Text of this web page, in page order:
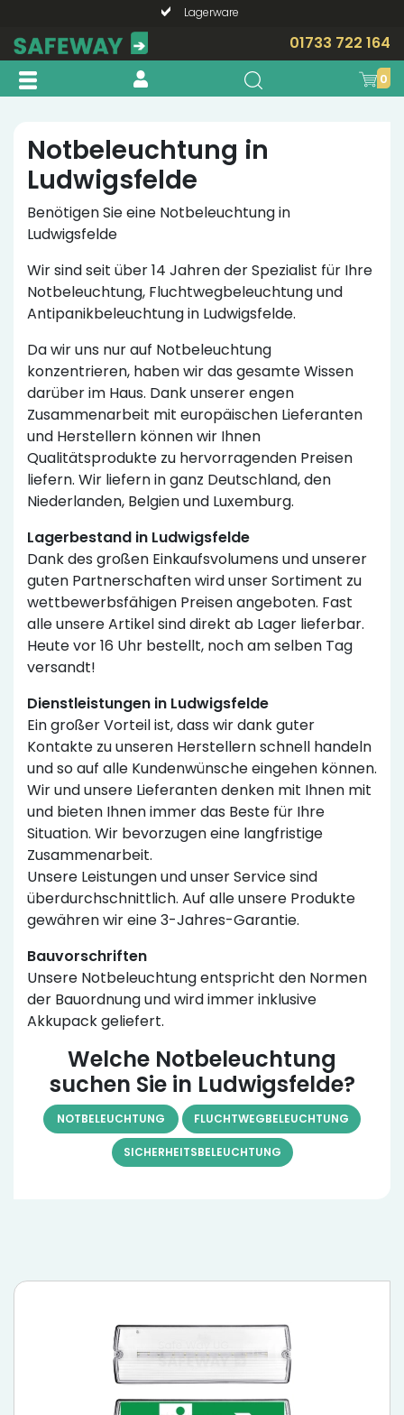
Lagerware
Telefonische Beratung? 01733 722 164
0
Notbeleuchtung in
Ludwigsfelde
Benötigen Sie eine Notbeleuchtung in
Ludwigsfelde
Wir sind seit über 14 Jahren der Spezialist für Ihre
Notbeleuchtung, Fluchtwegbeleuchtung und
Antipanikbeleuchtung in Ludwigsfelde.
Da wir uns nur auf Notbeleuchtung
konzentrieren, haben wir das gesamte Wissen
darüber im Haus. Dank unserer engen
Zusammenarbeit mit europäischen Lieferanten
und Herstellern können wir Ihnen
Qualitätsprodukte zu hervorragenden Preisen
liefern. Wir liefern in ganz Deutschland, den
Niederlanden, Belgien und Luxemburg.
Lagerbestand in Ludwigsfelde
Dank des großen Einkaufsvolumens und unserer
guten Partnerschaften wird unser Sortiment zu
wettbewerbsfähigen Preisen angeboten. Fast
alle unsere Artikel sind direkt ab Lager lieferbar.
Heute vor 16 Uhr bestellt, noch am selben Tag
versandt!
Dienstleistungen in Ludwigsfelde
Ein großer Vorteil ist, dass wir dank guter
Kontakte zu unseren Herstellern schnell handeln
und so auf alle Kundenwünsche eingehen können.
Wir und unsere Lieferanten denken mit Ihnen mit
und bieten Ihnen immer das Beste für Ihre
Situation. Wir bevorzugen eine langfristige
Zusammenarbeit.
Unsere Leistungen und unser Service sind
überdurchschnittlich. Auf alle unsere Produkte
gewähren wir eine 3-Jahres-Garantie.
Bauvorschriften
Unsere Notbeleuchtung entspricht den Normen
der Bauordnung und wird immer inklusive
Akkupack geliefert.
Welche Notbeleuchtung
suchen Sie in Ludwigsfelde?
NOTBELEUCHTUNG FLUCHTWEGBELEUCHTUNG
SICHERHEITSBELEUCHTUNG